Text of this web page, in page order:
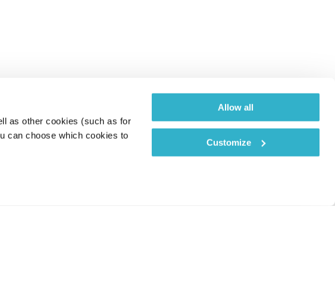
as other cookies (such as for
can choose which cookies to
Allow all
Customize